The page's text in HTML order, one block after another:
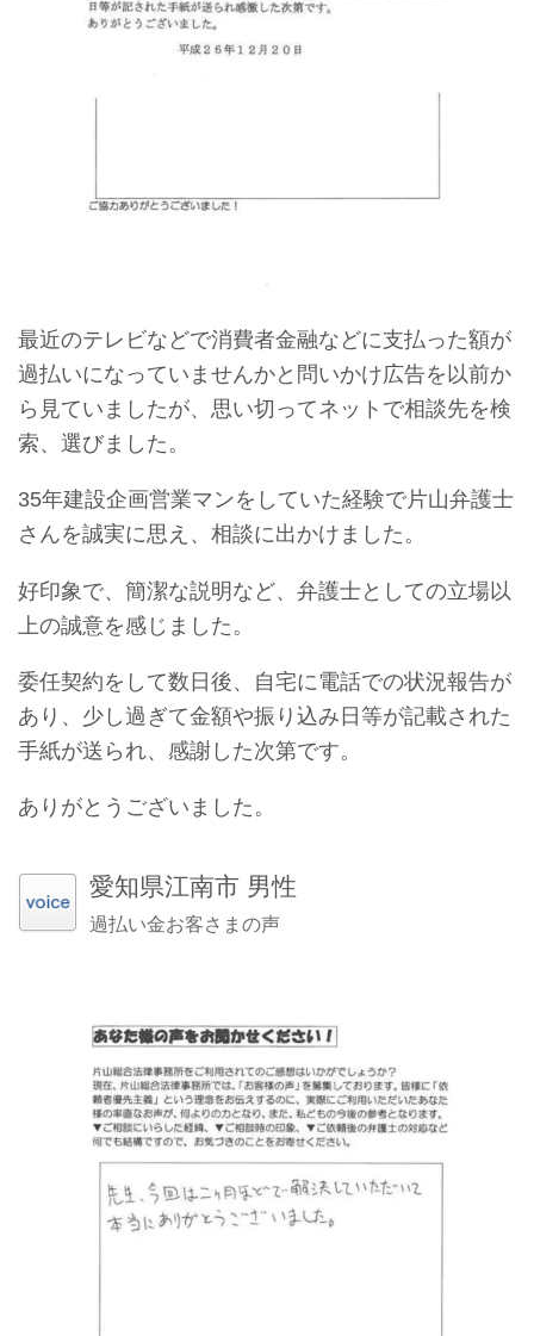
最近のテレビなどで消費者金融などに支払った額が
過払いになっていませんかと問いかけ広告を以前か
ら見ていましたが、思い切ってネットで相談先を検
索、選びました。
35年建設企画営業マンをしていた経験で片山弁護士
さんを誠実に思え、相談に出かけました。
好印象で、簡潔な説明など、弁護士としての立場以
上の誠意を感じました。
委任契約をして数日後、自宅に電話での状況報告が
あり、少し過ぎて金額や振り込み日等が記載された
手紙が送られ、感謝した次第です。
ありがとうございました。
愛知県江南市 男性
過払い金お客さまの声